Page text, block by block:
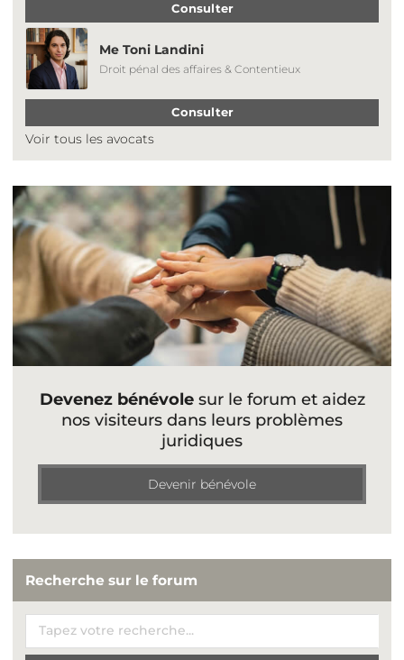
Consulter
Me Toni Landini
Droit pénal des affaires & Contentieux
Consulter
Voir tous les avocats
Devenez bénévolesur le forum et aidez
nos visiteurs dans leurs problèmes
juridiques
Devenir bénévole
Recherche sur le forum